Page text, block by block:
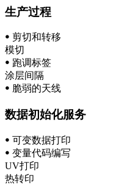
生产过程
ꔷ 剪切和转移
模切
ꔷ 跑调标签
涂层间隔
ꔷ 脆弱的天线
数据初始化服务
ꔷ 可变数据打印
ꔷ 变量代码编写
UV打印
热转印